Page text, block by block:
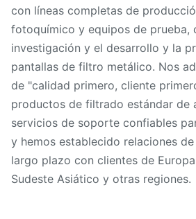
con líneas completas de
fotoquímico y equipos de prueba,
investigación y el desarrollo y la
pantallas de filtro metálico. Nos
de "calidad primero, cliente
productos de filtrado estándar de
servicios de soporte confiables
y hemos establecido relaciones
largo plazo con clientes de
Sudeste Asiático y otras regiones.